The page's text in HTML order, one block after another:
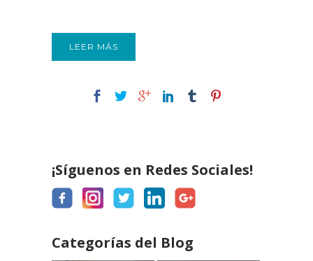
LEER MÁS
¡Síguenos en Redes Sociales!
Categorías del Blog